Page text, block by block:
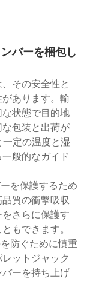
バーを梱包し
その安全性と
あります。輸
状態で目的地
包装と出荷が
定の温度と湿
般的なガイド
を保護するため
質の衝撃吸収
さらに保護す
もできます。
防ぐために慎重
ットジャック
ーを持ち上げ